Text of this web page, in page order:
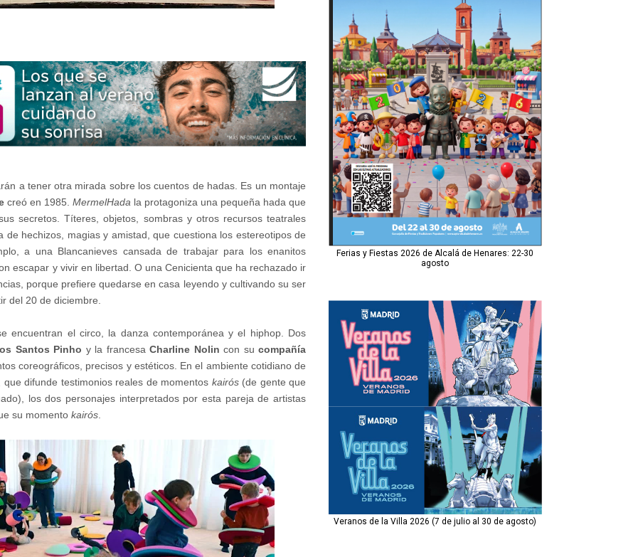
a tener otra mirada sobre los cuentos de hadas. Es un montaje
creó en 1985. MermelHada la protagoniza una pequeña hada que
secretos. Títeres, objetos, sombras y otros recursos teatrales
hechizos, magias y amistad, que cuestiona los estereotipos de
a una Blancanieves cansada de trabajar para los enanitos
escapar y vivir en libertad. O una Cenicienta que ha rechazado ir
porque prefiere quedarse en casa leyendo y cultivando su ser
del 20 de diciembre.
encuentran el circo, la danza contemporánea y el hiphop. Dos
Santos Pinho y la francesa Charline Nolin con su compañía
coreográficos, precisos y estéticos. En el ambiente cotidiano de
difunde testimonios reales de momentos kairós(de gente que
los dos personajes interpretados por esta pareja de artistas
su momento kairós
Ferias y Fiestas 2026 de Alcalá de Henares: 22-30
agosto
Veranos de la Villa 2026 (7 de julio al 30 de agosto)